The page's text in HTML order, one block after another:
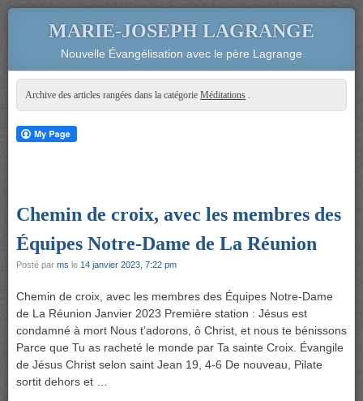
MARIE-JOSEPH LAGRANGE
Nouvelle Évangélisation avec le père Lagrange
Archive des articles rangées dans la catégorie Méditations .
Chemin de croix, avec les membres des
Équipes Notre-Dame de La Réunion
Posté par ms le 14 janvier 2023, 7:22 pm
Chemin de croix, avec les membres des Équipes Notre-Dame
de La Réunion Janvier 2023 Première station : Jésus est
condamné à mort Nous t’adorons, ô Christ, et nous te bénissons
Parce que Tu as racheté le monde par Ta sainte Croix. Évangile
de Jésus Christ selon saint Jean 19, 4-6 De nouveau, Pilate
sortit dehors et …